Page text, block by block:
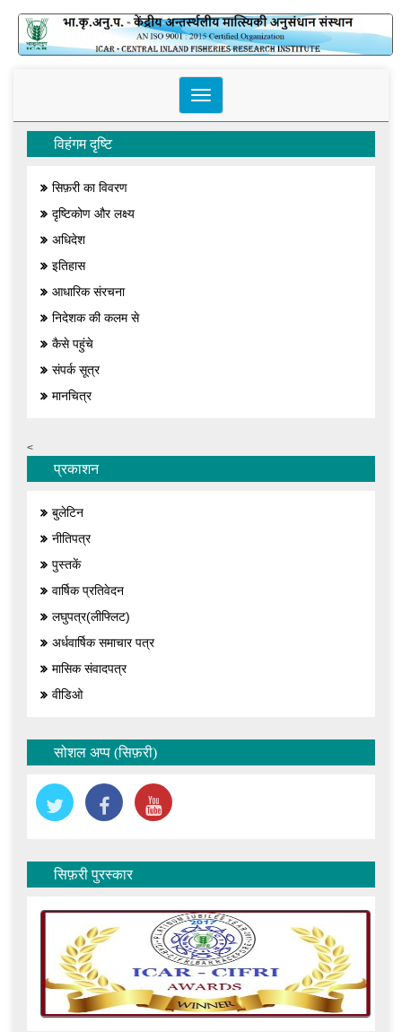
Toggle
navigation
विहंगम दृष्टि
सिफ़री का विवरण
दृष्टिकोण और लक्ष्य
अधिदेश
इतिहास
आधारिक संरचना
निदेशक की कलम से
कैसे पहुंचे
संपर्क सूत्र
मानचित्र
<
प्रकाशन
बुलेटिन
नीतिपत्र
पुस्तकें
वार्षिक प्रतिवेदन
लघुपत्र(लीफ्लिट)
अर्धवार्षिक समाचार पत्र
मासिक संवादपत्र
वीडिओ
सोशल अप्प (सिफ़री)
सिफ़री पुरस्कार